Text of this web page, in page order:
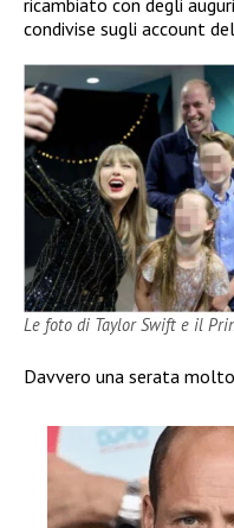
ricambiato con degli
condivise sugli account del
Le foto di Taylor Swift e il
Davvero una serata